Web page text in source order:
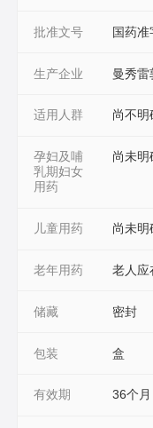
批准文号 国药
生产企业 曼秀雷
适用人群 尚不明
孕妇及哺
乳期妇女
用药
尚未明
儿童用药 尚未明
老年用药 老人应
储藏 密封
包装 盒
有效期 36个月